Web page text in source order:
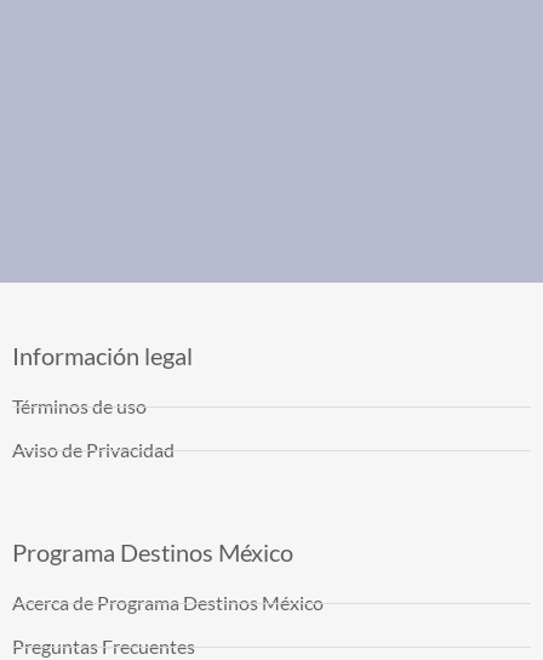
Información legal
Términos de uso
Aviso de Privacidad
Programa Destinos México
Acerca de Programa Destinos México
Preguntas Frecuentes